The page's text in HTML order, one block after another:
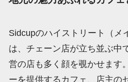
Sidcupのハイストリート（メ
は、チェーン店が立ち並ぶ中
営の店も多く顔を覗かせます
ーを提供するカフェ、店主の